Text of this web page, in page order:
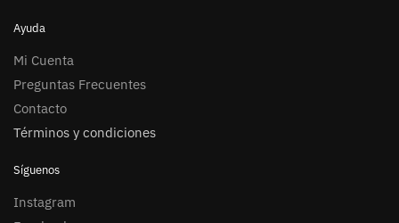
Ayuda
Mi Cuenta
Preguntas Frecuentes
Contacto
Términos y condiciones
Síguenos
Instagram